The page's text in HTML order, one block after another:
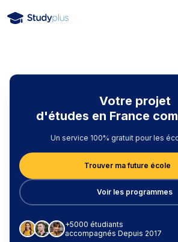
Votre projet
d'études en France
Un service 100% gratuit pour les
Trouver ma future école
Voir les programmes
+5000 étudiants
accompagnés Depuis 2017